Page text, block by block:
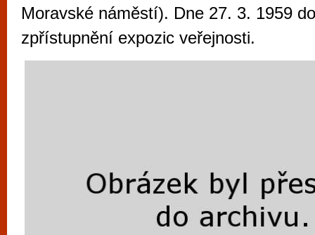
Moravské náměstí). Dne 27. 3. 1959
zpřístupnění expozic veřejnosti.
vyzkoušet různé kasinové hry. V
metropoli naleznete širokou nabídku her
po moderní automaty jak pro pravidelné
příležitostné hráče. V...